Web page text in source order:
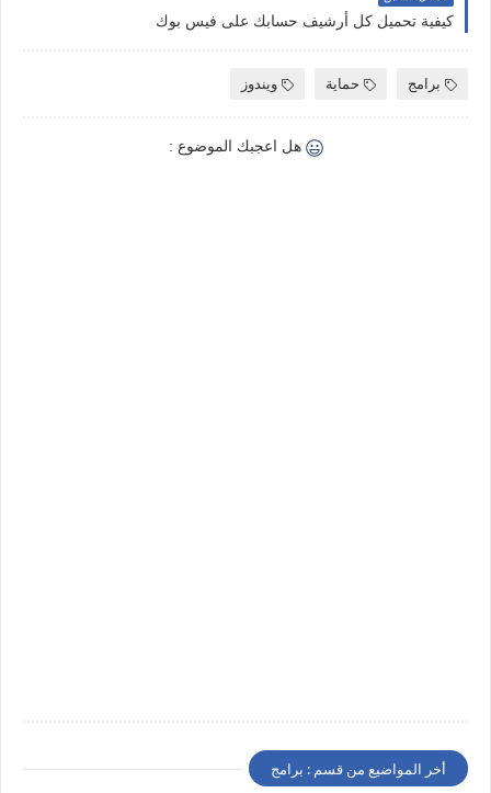
كيفية تحميل كل أرشيف حسابك على فيس بوك
برامج حماية ويندوز
هل اعجبك الموضوع :
أخر المواضيع من قسم : برامج